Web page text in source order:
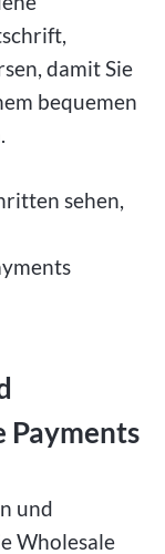
damit Sie
bequemen
sehen,
Payments
und
Wholesale